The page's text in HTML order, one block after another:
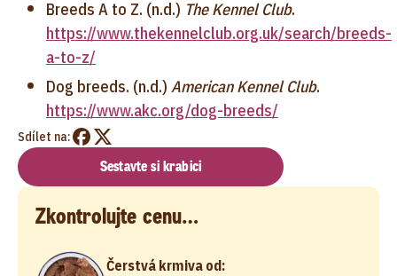
Breeds A to Z. (n.d.) The Kennel Club.
https://www.thekennelclub.org.uk/search/breeds-
a-to-z/
Dog breeds. (n.d.) American Kennel Club.
https://www.akc.org/dog-breeds/
Sdílet na:
Sestavte si krabici
Zkontrolujte cenu…
Čerstvá krmiva od: